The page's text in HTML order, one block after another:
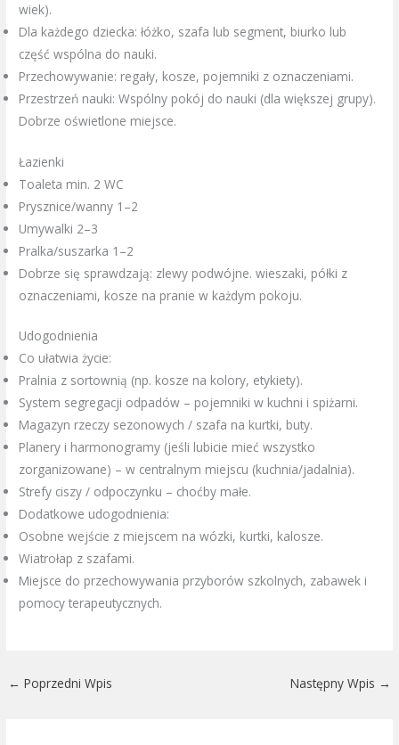
wiek).
Dla każdego dziecka: łóżko, szafa lub segment, biurko lub
część wspólna do nauki.
Przechowywanie: regały, kosze, pojemniki z oznaczeniami.
Przestrzeń nauki: Wspólny pokój do nauki (dla większej grupy).
Dobrze oświetlone miejsce.
Łazienki
Toaleta min. 2 WC
Prysznice/wanny 1–2
Umywalki 2–3
Pralka/suszarka 1–2
Dobrze się sprawdzają: zlewy podwójne. wieszaki, półki z
oznaczeniami, kosze na pranie w każdym pokoju.
Udogodnienia
Co ułatwia życie:
Pralnia z sortownią (np. kosze na kolory, etykiety).
System segregacji odpadów – pojemniki w kuchni i spiżarni.
Magazyn rzeczy sezonowych / szafa na kurtki, buty.
Planery i harmonogramy (jeśli lubicie mieć wszystko
zorganizowane) – w centralnym miejscu (kuchnia/jadalnia).
Strefy ciszy / odpoczynku – choćby małe.
Dodatkowe udogodnienia:
Osobne wejście z miejscem na wózki, kurtki, kalosze.
Wiatrołap z szafami.
Miejsce do przechowywania przyborów szkolnych, zabawek i
pomocy terapeutycznych.
← Poprzedni Wpis Następny Wpis →